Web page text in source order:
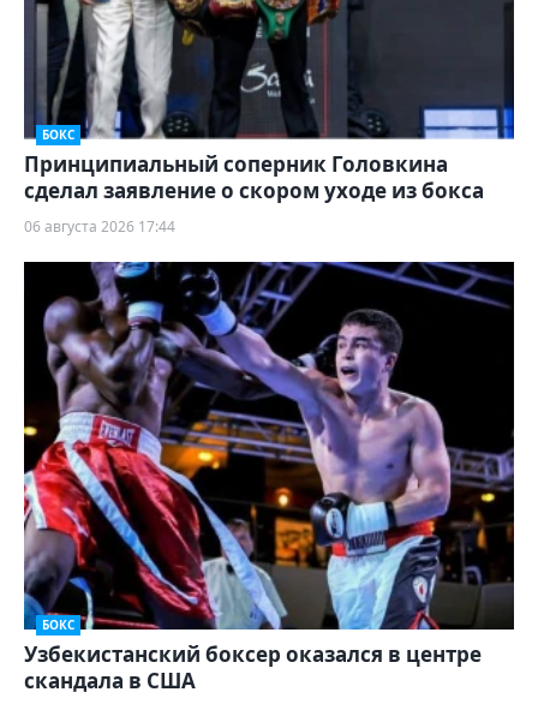
БОКС
Принципиальный соперник Головкина
сделал заявление о скором уходе из бокса
06 августа 2026 17:44
БОКС
Узбекистанский боксер оказался в центре
скандала в США